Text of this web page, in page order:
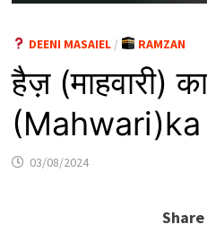
DEENI MASAIEL/ RAMZAN
हैज़ (माहवारी)
(Mahwari)ka
03/08/2024